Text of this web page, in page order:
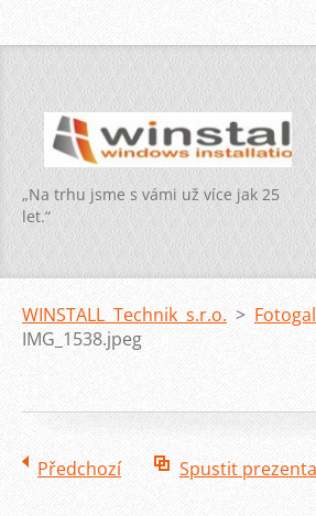
„Na trhu jsme s vámi už více jak 25
let.“
WINSTALL Technik s.r.o. >
IMG_1538.jpeg
Předchozí Spustit